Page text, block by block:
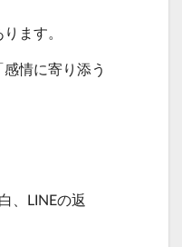
ます。
情に寄り添う
、LINEの返